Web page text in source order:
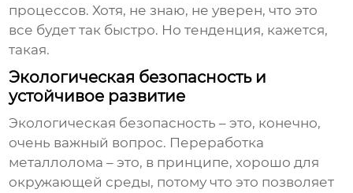
процессов. Хотя, не знаю, не уверен, что это
все будет так быстро. Но тенденция, кажется,
такая.
Экологическая безопасность и
устойчивое развитие
Экологическая безопасность – это, конечно,
очень важный вопрос. Переработка
металлолома – это, в принципе, хорошо для
окружающей среды, потому что это позволяет